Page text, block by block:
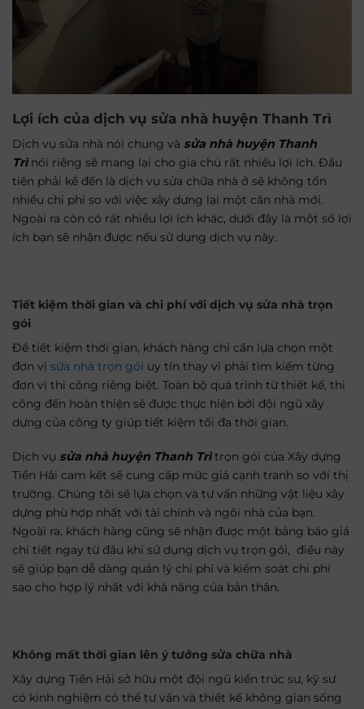
Lợi ích của dịch vụ sửa nhà huyện Thanh Trì
Dịch vụ sửa nhà nói chung và sửa nhà huyện Thanh
Trìnói riêng sẽ mang lại cho gia chủ rất nhiều lợi ích. Đầu
tiên phải kể đến là dịch vụ sửa chữa nhà ở sẽ không tốn
nhiều chi phí so với việc xây dựng lại một căn nhà mới.
Ngoài ra còn có rất nhiều lợi ích khác, dưới đây là một số lợi
ích bạn sẽ nhận được nếu sử dụng dịch vụ này.
Tiết kiệm thời gian và chi phí với dịch vụ sửa nhà trọn
gói
Để tiết kiệm thời gian, khách hàng chỉ cần lựa chọn một
đơn vị sửa nhà trọn gói uy tín thay vì phải tìm kiếm từng
đơn vị thi công riêng biệt. Toàn bộ quá trình từ thiết kế, thi
công đến hoàn thiện sẽ được thực hiện bởi đội ngũ xây
dựng của công ty giúp tiết kiệm tối đa thời gian.
Dịch vụ sửa nhà huyện Thanh Trìtrọn gói của Xây dựng
Tiền Hải cam kết sẽ cung cấp mức giá cạnh tranh so với thị
trường. Chúng tôi sẽ lựa chọn và tư vấn những vật liệu xây
dựng phù hợp nhất với tài chính và ngôi nhà của bạn.
Ngoài ra, khách hàng cũng sẽ nhận được một bảng báo giá
chi tiết ngay từ đầu khi sử dụng dịch vụ trọn gói, điều này
sẽ giúp bạn dễ dàng quản lý chi phí và kiểm soát chi phí
sao cho hợp lý nhất với khả năng của bản thân.
Không mất thời gian lên ý tưởng sửa chữa nhà
Xây dựng Tiền Hải sở hữu một đội ngũ kiến trúc sư, kỹ sư
có kinh nghiệm có thể tư vấn và thiết kế không gian sống